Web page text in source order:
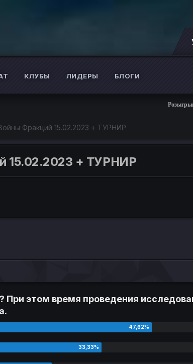
КЛУБЫ ЛИДЕРЫ БЛОГИ
Розыгрыш более 5
Фракций 15.02.2023 + ТУРНИР
15.02.2023 + ТУРНИР
При этом время проведения